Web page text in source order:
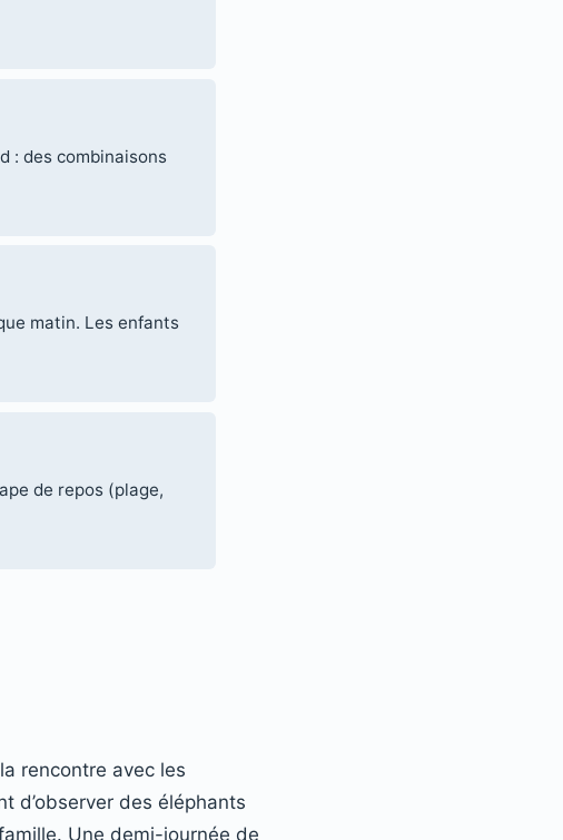
: des combinaisons
matin. Les enfants
de repos (plage,
rencontre avec les
d’observer des éléphants
Une demi-journée de